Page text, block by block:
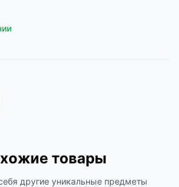
товары
другие уникальные предметы